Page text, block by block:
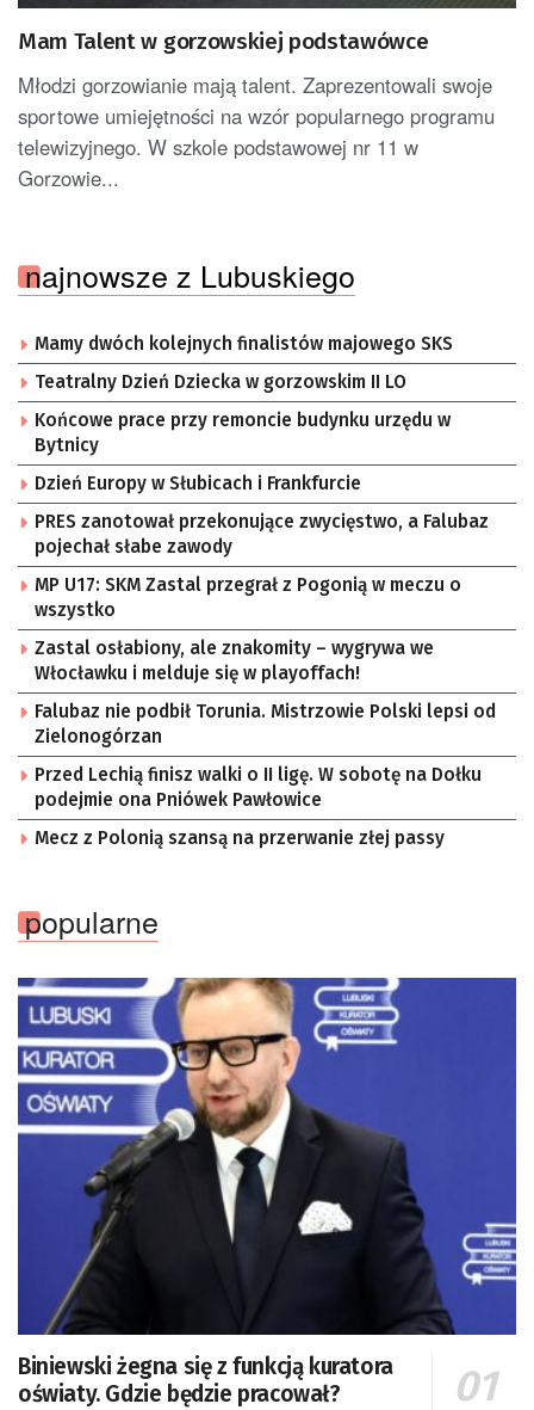
Mam Talent w gorzowskiej podstawówce
Młodzi gorzowianie mają talent. Zaprezentowali swoje
sportowe umiejętności na wzór popularnego programu
telewizyjnego. W szkole podstawowej nr 11 w
Gorzowie...
najnowsze z Lubuskiego
Mamy dwóch kolejnych finalistów majowego SKS
Teatralny Dzień Dziecka w gorzowskim II LO
Końcowe prace przy remoncie budynku urzędu w
Bytnicy
Dzień Europy w Słubicach i Frankfurcie
PRES zanotował przekonujące zwycięstwo, a Falubaz
pojechał słabe zawody
MP U17: SKM Zastal przegrał z Pogonią w meczu o
wszystko
Zastal osłabiony, ale znakomity – wygrywa we
Włocławku i melduje się w playoffach!
Falubaz nie podbił Torunia. Mistrzowie Polski lepsi od
Zielonogórzan
Przed Lechią finisz walki o II ligę. W sobotę na Dołku
podejmie ona Pniówek Pawłowice
Mecz z Polonią szansą na przerwanie złej passy
popularne
Biniewski żegna się z funkcją kuratora
oświaty. Gdzie będzie pracował?